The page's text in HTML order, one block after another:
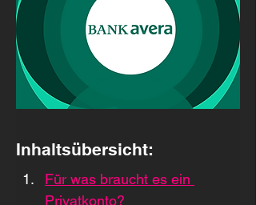
Inhaltsübersicht:
Für was braucht es ein
Privatkonto?